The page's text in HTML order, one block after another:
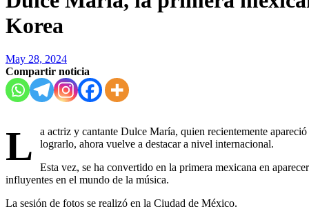
Korea
May 28, 2024
Compartir noticia
L
a actriz y cantante Dulce María, quien recientemente
lograrlo, ahora vuelve a destacar a nivel internacional.
Esta vez, se ha convertido en la primera mexicana en
influyentes en el mundo de la música.
La sesión de fotos se realizó en la Ciudad de México.